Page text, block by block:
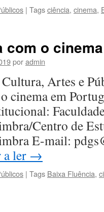
| Tagsciência, cinema,
com o
poradmin
Artes e
cinema em
Centro de
E-mail:
ler →
| Tags Baixa Fluência,